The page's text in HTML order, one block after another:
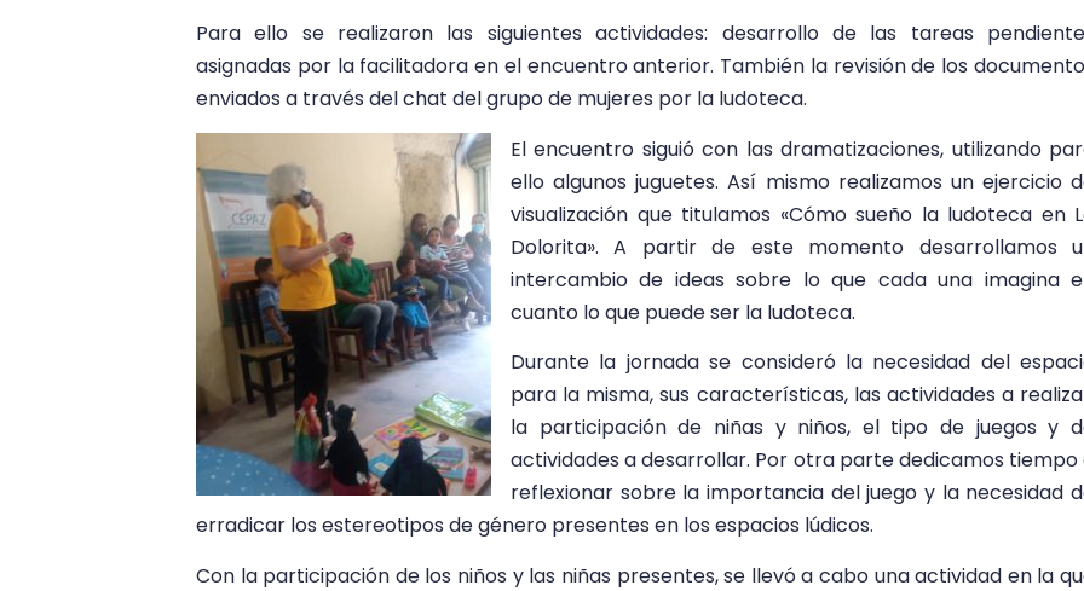
Para ello se realizaron las siguientes actividades: desarrollo de las tareas
asignadas por la facilitadora en el encuentro anterior. También la revisión de los
enviados a través del chat del grupo de mujeres por la ludoteca.
El encuentro siguió con las dramatizaciones, utilizando
ello algunos juguetes. Así mismo realizamos un ejercicio
visualización que titulamos «Cómo sueño la ludoteca en
Dolorita». A partir de este momento desarrollamos
intercambio de ideas sobre lo que cada una imagina
cuanto lo que puede ser la ludoteca.
Durante la jornada se consideró la necesidad del
para la misma, sus características, las actividades a
la participación de niñas y niños, el tipo de juegos y
actividades a desarrollar. Por otra parte dedicamos tiempo
reflexionar sobre la importancia del juego y la necesidad
erradicar los estereotipos de género presentes en los espacios lúdicos.
Con la participación de los niños y las niñas presentes, se llevó a cabo una actividad en la